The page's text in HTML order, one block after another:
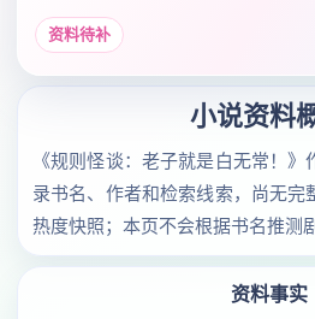
资料待补
小说资料
《规则怪谈：老子就是白无常！
录书名、作者和检索线索，尚无完
热度快照；本页不会根据书名推测
资料事实